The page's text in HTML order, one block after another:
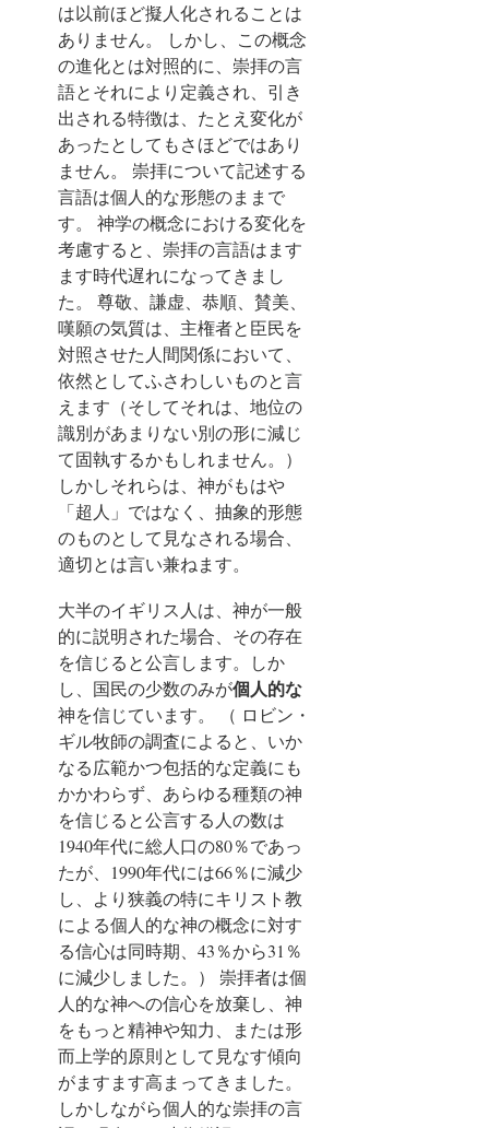
は以前ほど擬人化されることは
ありません。 しかし、この概念
の進化とは対照的に、崇拝の言
語とそれにより定義され、引き
出される特徴は、たとえ変化が
あったとしてもさほどではあり
ません。 崇拝について記述する
言語は個人的な形態のままで
す。 神学の概念における変化を
考慮すると、崇拝の言語はます
ます時代遅れになってきまし
た。 尊敬、謙虚、恭順、賛美、
嘆願の気質は、主権者と臣民を
対照させた人間関係において、
依然としてふさわしいものと言
えます（そしてそれは、地位の
識別があまりない別の形に減じ
て固執するかもしれません。）
しかしそれらは、神がもはや
「超人」ではなく、抽象的形態
のものとして見なされる場合、
適切とは言い兼ねます。
大半のイギリス人は、神が一般
的に説明された場合、その存在
を信じると公言します。しか
し、国民の少数のみが個人的な
神を信じています。 （ ロビン・
ギル牧師の調査によると、いか
なる広範かつ包括的な定義にも
かかわらず、あらゆる種類の神
を信じると公言する人の数は
1940年代に総人口の80％であっ
たが、1990年代には66％に減少
し、より狭義の特にキリスト教
による個人的な神の概念に対す
る信心は同時期、43％から31％
に減少しました。） 崇拝者は個
人的な神への信心を放棄し、神
をもっと精神や知力、または形
而上学的原則として見なす傾向
がますます高まってきました。
しかしながら個人的な崇拝の言